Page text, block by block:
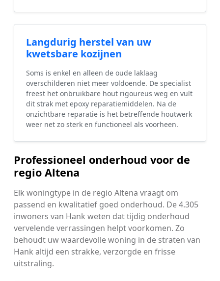
Langdurig herstel van uw
kwetsbare kozijnen
Soms is enkel en alleen de oude laklaag
overschilderen niet meer voldoende. De specialist
freest het onbruikbare hout rigoureus weg en vult
dit strak met epoxy reparatiemiddelen. Na de
onzichtbare reparatie is het betreffende houtwerk
weer net zo sterk en functioneel als voorheen.
Professioneel onderhoud voor de
regio Altena
Elk woningtype in de regio Altena vraagt om
passend en kwalitatief goed onderhoud. De 4.305
inwoners van Hank weten dat tijdig onderhoud
vervelende verrassingen helpt voorkomen. Zo
behoudt uw waardevolle woning in de straten van
Hank altijd een strakke, verzorgde en frisse
uitstraling.